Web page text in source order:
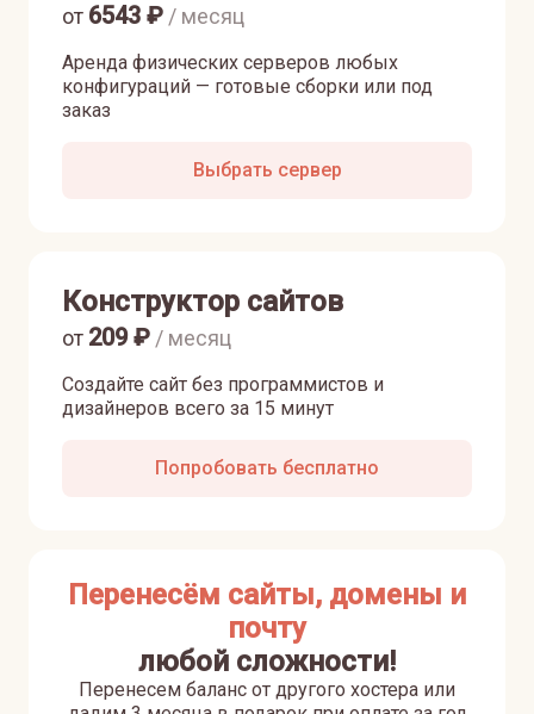
Аренда физических серверов любых
конфигураций — готовые сборки или под
заказ
от 6543 ₽ / месяц
Выбрать сервер
Конструктор сайтов
Создайте сайт без программистов и
дизайнеров всего за 15 минут
от 209₽ / месяц
Попробовать бесплатно
Перенесём сайты, домены и
почту
любой сложности!
Перенесем баланс от другого хостера или